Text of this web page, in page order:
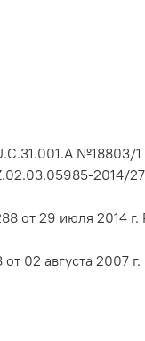
№18803/1
2014/
от 29 июля 2014
02 августа 2007